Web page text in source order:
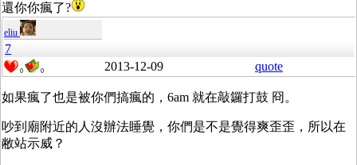
還你你瘋了?
eliu
7
0 0 2013-12-09 quote
如果瘋了也是被你們搞瘋的，6am 就在敲鑼打鼓 冏。
吵到廟附近的人沒辦法睡覺，你們是不是覺得爽歪歪，所以在
敝站示威？